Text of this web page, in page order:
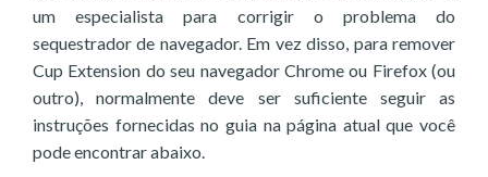
um especialista para corrigir o problema do
sequestrador de navegador. Em vez disso, para remover
Cup Extension do seu navegador Chrome ou Firefox (ou
outro), normalmente deve ser suficiente seguir as
instruções fornecidas no guia na página atual que você
pode encontrar abaixo.